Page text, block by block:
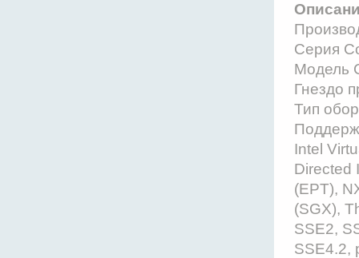
Серия
Модель
Гнездо
Тип
Intel
Directed
(EPT),
(SGX),
SSE2,
SSE4.2,